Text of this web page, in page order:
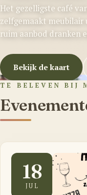
Het gezelligste café
zelfgemaakt
ruim aanbod dranken
Bekijk de kaart
TE BELEVEN BIJ
18
JUL